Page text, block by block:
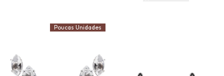
Poucas Unidades